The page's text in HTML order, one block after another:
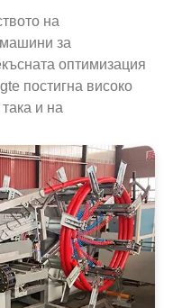
на
за
оптимизация
постигна високо
и на